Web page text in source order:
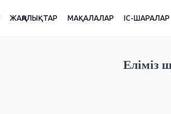
ЖАҢАЛЫҚТАР МАҚАЛАЛАР ІС-ШАРАЛАР
Еліміз